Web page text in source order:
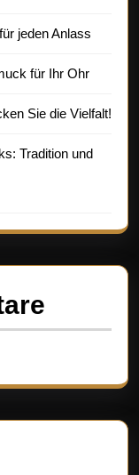
jeden Anlass
für Ihr Ohr
Sie die Vielfalt!
Tradition und